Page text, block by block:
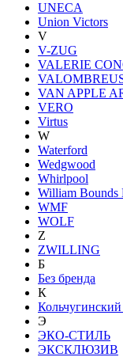
UNECA
Union Victors
V
V-ZUG
VALERIE
VAN APPLE
VERO
Virtus
W
Waterford
Wedgwood
Whirlpool
William Bounds
WMF
WOLF
Z
ZWILLING
Б
Без бренда
К
Э
ЭКО-СТИЛЬ
ЭКСКЛЮЗИВ